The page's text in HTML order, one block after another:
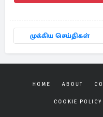
முக்கிய செய்திகள்
HOME ABOUT
COOKIE POLICY